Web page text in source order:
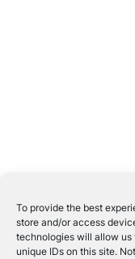
To provide the best
store and/or access
technologies will allow us
unique IDs on this site.